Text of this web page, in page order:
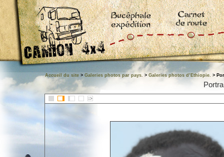
Accueil du site > Galeries photos par pays. > Galeries photos d’Ethiopie. >
::>